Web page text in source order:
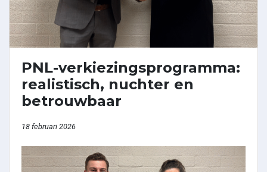
PNL-verkiezingsprogramma:
realistisch, nuchter en
betrouwbaar
18 februari 2026